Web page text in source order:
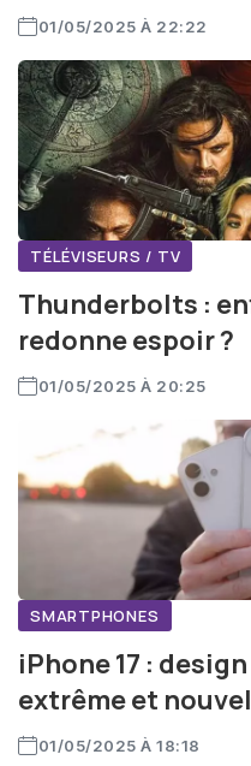
01/05/2025 À 22:22
TÉLÉVISEURS / TV
Thunderbolts :
redonne espoir ?
01/05/2025 À 20:25
SMARTPHONES
iPhone 17 :
extrême et
01/05/2025 À 18:18